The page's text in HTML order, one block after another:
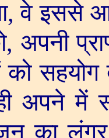
,वे इससे
, अपनी
को सहयोग
अपने में
का लंगर